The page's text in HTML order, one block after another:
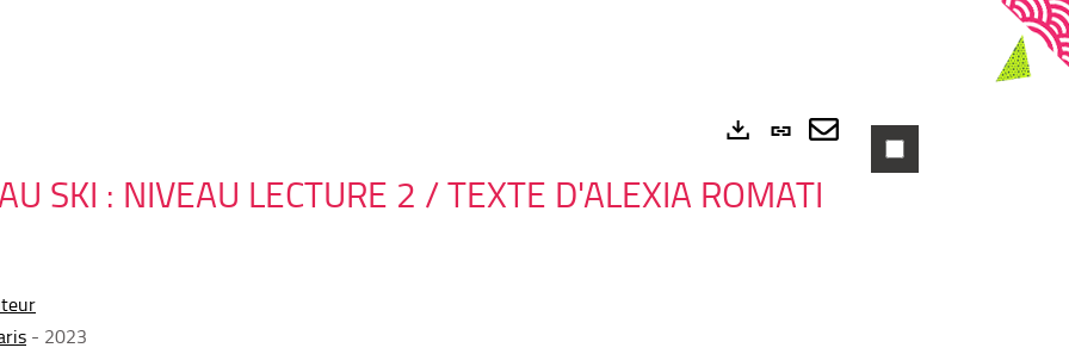
Exports
Lien
permanent
(Nouvelle
Envoyer
SKI : NIVEAU LECTURE 2 / TEXTE D'ALEXIA ROMATI
- 2023